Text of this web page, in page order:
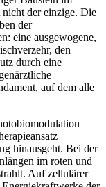
der einzige. Die
der
eine ausgewogene,
den
durch eine
auf dem alle
hinausgeht. Bei der
im roten und
Auf zellulärer